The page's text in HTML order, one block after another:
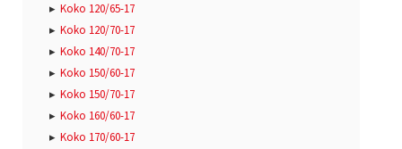
Koko 120/65-17
Koko 120/70-17
Koko 140/70-17
Koko 150/60-17
Koko 150/70-17
Koko 160/60-17
Koko 170/60-17